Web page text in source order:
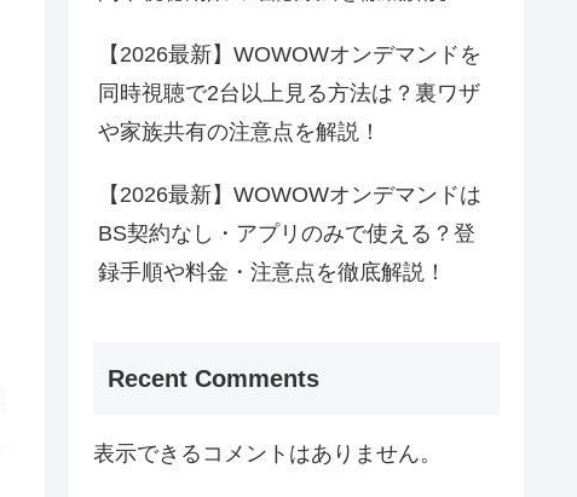
【2026最新】WOWOWオンデマンドを
同時視聴で2台以上見る方法は？裏ワザ
や家族共有の注意点を解説！
【2026最新】WOWOWオンデマンドは
BS契約なし・アプリのみで使える？登
録手順や料金・注意点を徹底解説！
Recent Comments
表示できるコメントはありません。